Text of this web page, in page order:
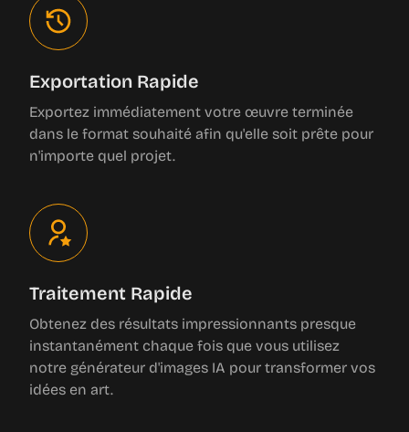
Exportation Rapide
Exportez immédiatement votre œuvre terminée
dans le format souhaité afin qu'elle soit prête pour
n'importe quel projet.
Traitement Rapide
Obtenez des résultats impressionnants presque
instantanément chaque fois que vous utilisez
notre générateur d'images IA pour transformer vos
idées en art.